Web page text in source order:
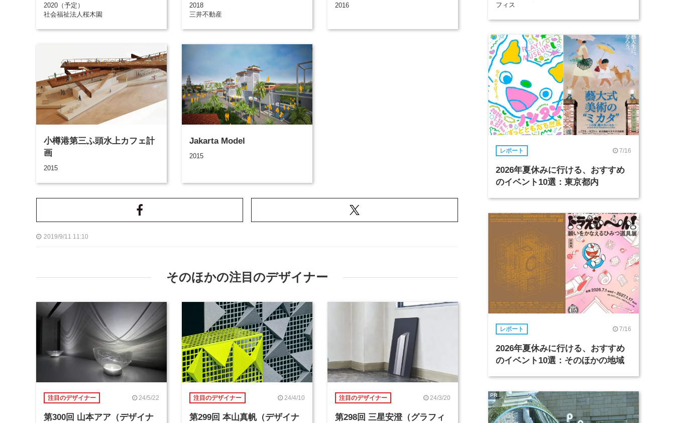
2020（予定）
社会福祉法人桜木園
2018
三井不動産
2016
小樽港第三ふ頭水上カフェ計
画
2015
Jakarta Model
2015
2019/9/11 11:10
そのほかの注目のデザイナー
注目のデザイナー 24/5/22
第300回 山本アア（デザイナ
注目のデザイナー 24/4/10
第299回 本山真帆（デザイナ
注目のデザイナー 24/3/20
第298回 三星安澄（グラフィ
フィス
レポート 7/16
2026年夏休みに行ける、おすすめ
のイベント10選：東京都内
レポート 7/16
2026年夏休みに行ける、おすすめ
のイベント10選：そのほかの地域
PR